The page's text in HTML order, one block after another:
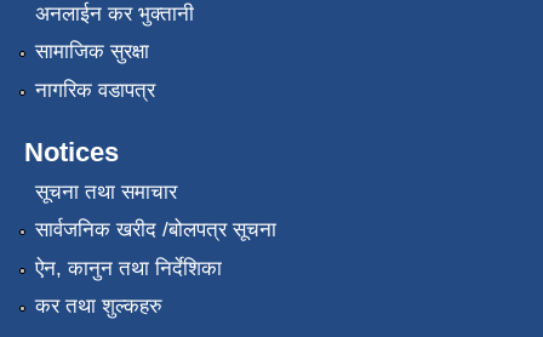
अनलाईन कर भुक्तानी
सामाजिक सुरक्षा
नागरिक वडापत्र
Notices
सूचना तथा समाचार
सार्वजनिक खरीद /बोलपत्र सूचना
ऐन, कानुन तथा निर्देशिका
कर तथा शुल्कहरु